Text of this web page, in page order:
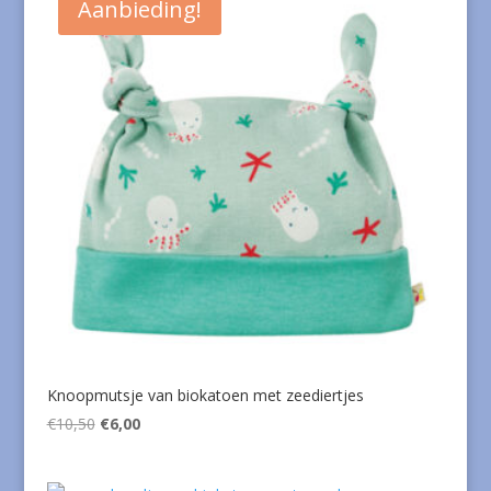
Aanbieding!
Knoopmutsje van biokatoen met zeediertjes
€10,50 Oorspronkelijke
€6,00Huidige